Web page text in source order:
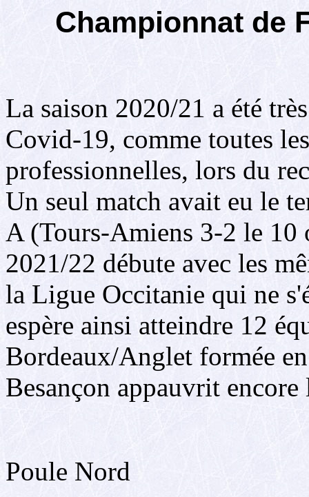
Championnat de
La saison 2020/21 a été
Covid-19, comme toutes
professionnelles, lors du
Un seul match avait eu le
A (Tours-Amiens 3-2 le 10
2021/22 débute avec les
la Ligue Occitanie qui ne
espère ainsi atteindre 12
Bordeaux/Anglet formée
Besançon appauvrit
Poule Nord